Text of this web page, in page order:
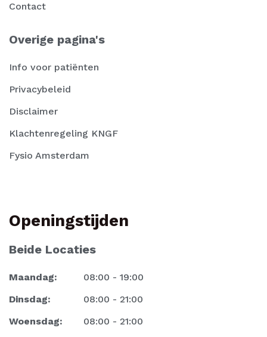
Contact
Overige pagina's
Info voor patiënten
Privacybeleid
Disclaimer
Klachtenregeling KNGF
Fysio Amsterdam
Openingstijden
Beide Locaties
Maandag:
Dinsdag:
Woensdag:
08:00 - 19:00
08:00 - 21:00
08:00 - 21:00